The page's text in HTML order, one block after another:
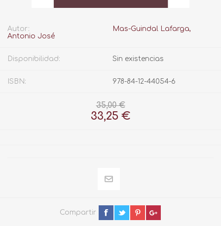
Autor:
Mas-Guindal Lafarga,
Antonio José
Disponibilidad: Sin existencias
ISBN: 978-84-12-44054-6
35,00 €
33,25 €
Compartir